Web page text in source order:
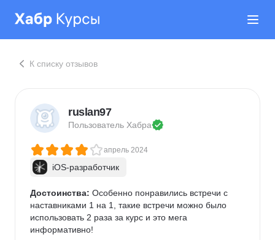
К списку отзывов
ruslan97
Пользователь Хабра
апрель 2024
iOS-разработчик
Достоинства: Особенно понравились встречи с
наставниками 1 на 1, такие встречи можно было
использовать 2 раза за курс и это мега
информативно!